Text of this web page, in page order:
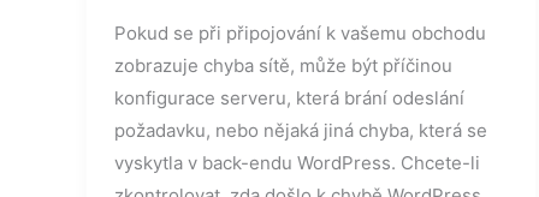
Pokud se při připojování k vašemu obchodu
zobrazuje chyba sítě, může být příčinou
konfigurace serveru, která brání odeslání
požadavku, nebo nějaká jiná chyba, která se
vyskytla v back-endu WordPress. Chcete-li
připojení
k
mému
obchodu
zobrazí